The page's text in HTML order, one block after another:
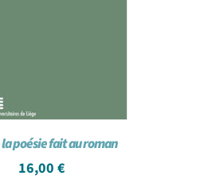
la poésie fait au roman
16,00 €